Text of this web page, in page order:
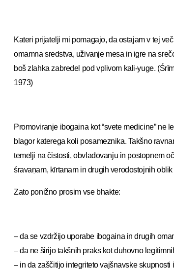
Kateri prijatelji mi pomagajo, da ostajam v tej
omamna sredstva, uživanje mesa in igre na
boš zlahka zabredel pod vplivom kali-yuge.
1973)
Promoviranje ibogaina kot “svete medicine” ne
blagor katerega koli posameznika. Takšno
temelji na čistosti, obvladovanju in postopnem
śravaṇam, kīrtanam in drugih verodostojnih
Zato ponižno prosim vse bhakte:
– da se vzdržijo uporabe ibogaina in drugih
– da ne širijo takšnih praks kot duhovno
– in da zaščitijo integriteto vajšnavske